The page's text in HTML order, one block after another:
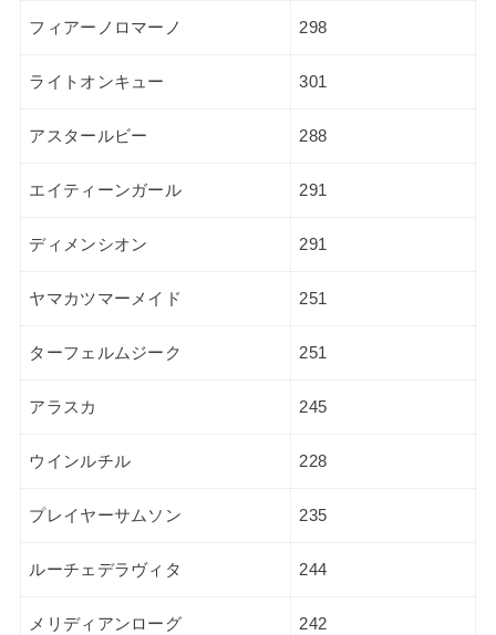
フィアーノロマーノ 298
ライトオンキュー 301
アスタールビー 288
エイティーンガール 291
ディメンシオン 291
ヤマカツマーメイド 251
ターフェルムジーク 251
アラスカ 245
ウインルチル 228
プレイヤーサムソン 235
ルーチェデラヴィタ 244
メリディアンローグ 242